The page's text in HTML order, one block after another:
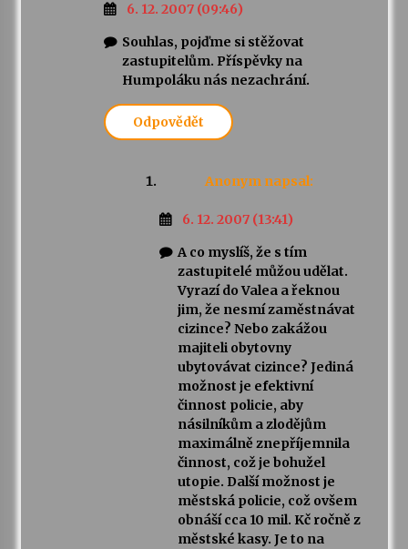
6. 12. 2007 (09:46)
Souhlas, pojďme si stěžovat
zastupitelům. Příspěvky na
Humpoláku nás nezachrání.
Odpovědět
Anonym napsal:
6. 12. 2007 (13:41)
A co myslíš, že s tím
zastupitelé můžou udělat.
Vyrazí do Valea a řeknou
jim, že nesmí zaměstnávat
cizince? Nebo zakážou
majiteli obytovny
ubytovávat cizince? Jediná
možnost je efektivní
činnost policie, aby
násilníkům a zlodějům
maximálně znepříjemnila
činnost, což je bohužel
utopie. Další možnost je
městská policie, což ovšem
obnáší cca 10 mil. Kč ročně z
městské kasy. Je to na